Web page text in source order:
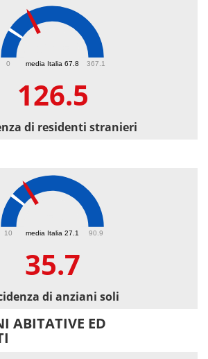
media Italia 67.8
0 367.1
126.5
di residenti stranieri
media Italia 27.1
10 90.9
35.7
di anziani soli
ABITATIVE ED